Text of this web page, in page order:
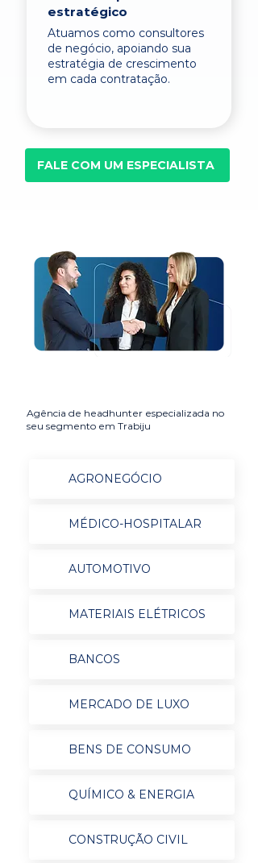
estratégico
Atuamos como consultores
de negócio, apoiando sua
estratégia de crescimento
em cada contratação.
FALE COM UM ESPECIALISTA
Agência de headhunter especializada no
seu segmento em Trabiju
AGRONEGÓCIO
MÉDICO-HOSPITALAR
AUTOMOTIVO
MATERIAIS ELÉTRICOS
BANCOS
MERCADO DE LUXO
BENS DE CONSUMO
QUÍMICO & ENERGIA
CONSTRUÇÃO CIVIL